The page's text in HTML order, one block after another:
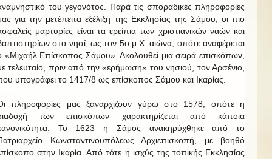
του γεγονότος. Παρά τις σποραδικές πληροφορίες
για την μετέπειτα εξέλιξη της Εκκλησίας της Σάμου, οι πιο
μαρτυρίες είναι τα ερείπια των χριστιανικών ναών και
στο νησί, ως τον 5ο μ.Χ. αιώνα, οπότε αναφέρεται
«Μιχαήλ Επίσκοπος Σάμου». Ακολουθεί μια σειρά επισκόπων,
τελευταίο, πριν από την «ερήμωση» του νησιού, τον Αρσένιο,
υπογράφει το 1417/8 ως επίσκοπος Σάμου και Ικαρίας.
πληροφορίες μας ξαναρχίζουν γύρω στο 1578, οπότε η
των επισκόπων χαρακτηρίζεται από κάποια
Το 1623 η Σάμος ανακηρύχθηκε από το
Κωνσταντινουπόλεως Αρχιεπισκοπή, με βοηθό
στην Ικαρία. Από τότε η ισχύς της τοπικής Εκκλησίας